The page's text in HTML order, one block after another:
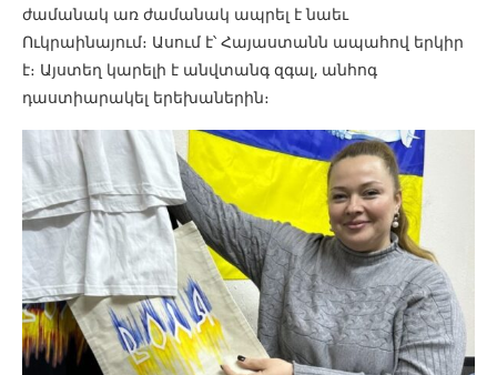
ժամանակ առ ժամանակ ապրել է նաեւ
Ուկրաինայում։ Ասում է՝ Հայաստանն ապահով երկիր
է։ Այստեղ կարելի է անվտանգ զգալ, անհոգ
դաստիարակել երեխաներին։